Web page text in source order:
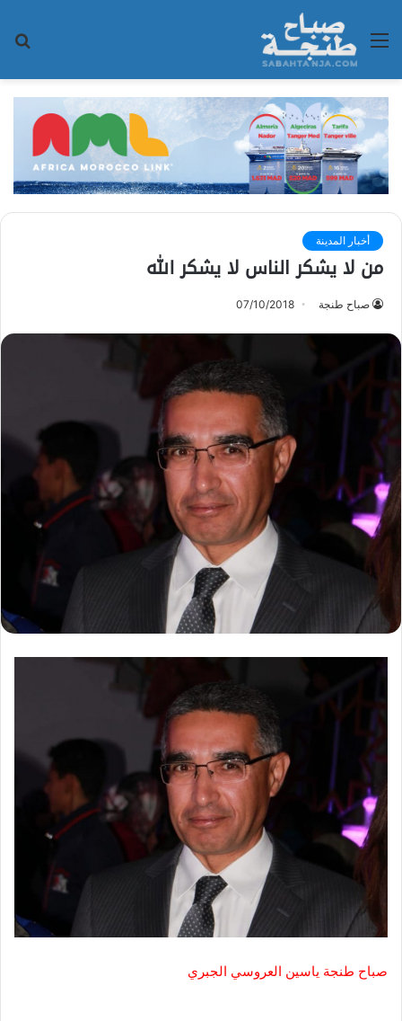
القائمة
أخبار المدينة
من لا يشكر الناس لا يشكر الله
صباح طنجة 07/10/2018
صباح طنجة ياسين العروسي الجبري